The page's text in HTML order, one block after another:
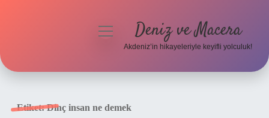
menüyü Deniz ve Macera
Akdeniz’in hikayeleriyle keyifli yolculuk!
Etiket:Dinç insan ne demek